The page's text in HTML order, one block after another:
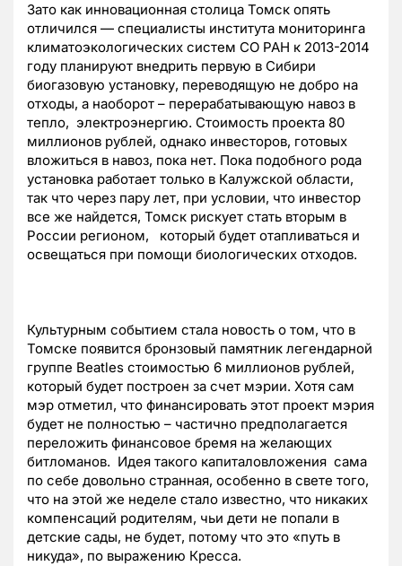
Зато как инновационная столица Томск опять
отличился — специалисты института мониторинга
климатоэкологических систем СО РАН к 2013-2014
году планируют внедрить первую в Сибири
биогазовую установку, переводящую не добро на
отходы, а наоборот – перерабатывающую навоз в
тепло, электроэнергию. Стоимость проекта 80
миллионов рублей, однако инвесторов, готовых
вложиться в навоз, пока нет. Пока подобного рода
установка работает только в Калужской области,
так что через пару лет, при условии, что инвестор
все же найдется, Томск рискует стать вторым в
России регионом, который будет отапливаться и
освещаться при помощи биологических отходов.
Культурным событием стала новость о том, что в
Томске появится бронзовый памятник легендарной
группе Beatles стоимостью 6 миллионов рублей,
который будет построен за счет мэрии. Хотя сам
мэр отметил, что финансировать этот проект мэрия
будет не полностью – частично предполагается
переложить финансовое бремя на желающих
битломанов. Идея такого капиталовложения сама
по себе довольно странная, особенно в свете того,
что на этой же неделе стало известно, что никаких
компенсаций родителям, чьи дети не попали в
детские сады, не будет, потому что это «путь в
никуда», по выражению Кресса.